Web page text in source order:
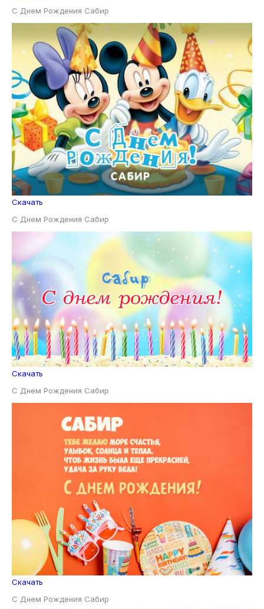
С Днем Рождения Сабир
Скачать
С Днем Рождения Сабир
Скачать
С Днем Рождения Сабир
Скачать
С Днем Рождения Сабир